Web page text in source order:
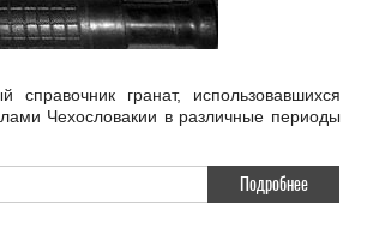
справочник гранат, использовавшихся
Чехословакии в различные периоды
Подробнее